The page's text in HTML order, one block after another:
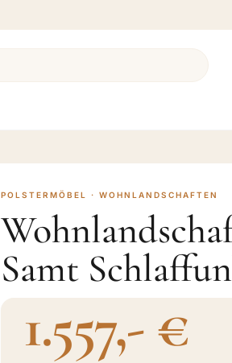
POLSTERMÖBEL · WOHNLANDSCHAFTEN
Samt
1.557,- €